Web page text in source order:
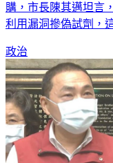
購，市長陳其邁坦言
利用漏洞摻偽試劑，
政治